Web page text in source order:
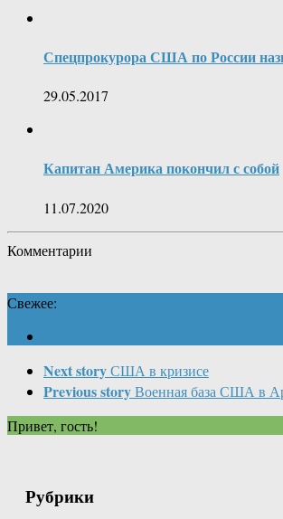
Спецпрокурора США по России
29.05.2017
Капитан Америка покончил с собой
11.07.2020
Комментарии
Свежее:
Next storyСША в кризисе
Previous storyВоенная база США в
Привет, гость!
Рубрики